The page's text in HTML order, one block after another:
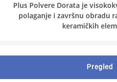
Plus Polvere Dorata je
polaganje i završnu obradu
keramičkih
Pregled